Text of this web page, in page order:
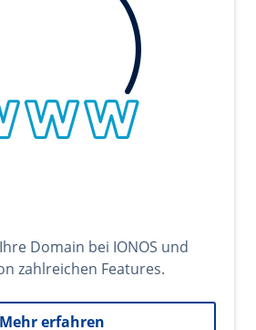
Domain bei IONOS und
zahlreichen Features.
Mehr erfahren